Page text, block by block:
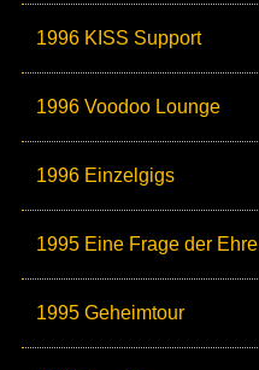
1996 KISS Support
1996 Voodoo Lounge
1996 Einzelgigs
1995 Eine Frage der Ehre
1995 Geheimtour